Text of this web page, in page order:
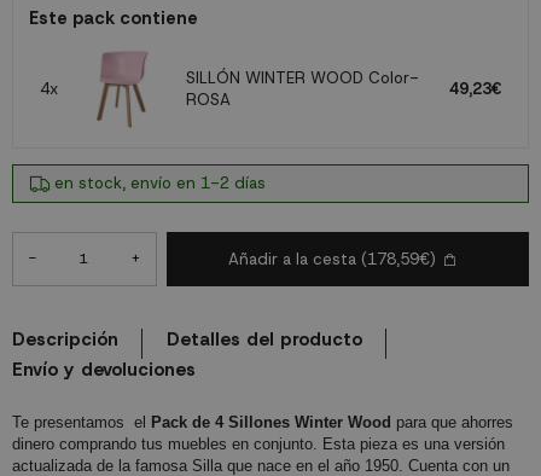
Te presentamos el Pack de 4 Sillones Winter Wood para que ahorres
dinero comprando tus muebles en conjunto. Esta pieza es una versión
actualizada de la famosa Silla que nace en el año 1950. Cuenta con un
Este pack contiene
4x
SILLÓN WINTER WOOD Color-
ROSA
49,23€
en stock, envío en 1-2 días
- + Añadir a la cesta (178,59€)
Descripción
Detalles del producto
Envío y devoluciones